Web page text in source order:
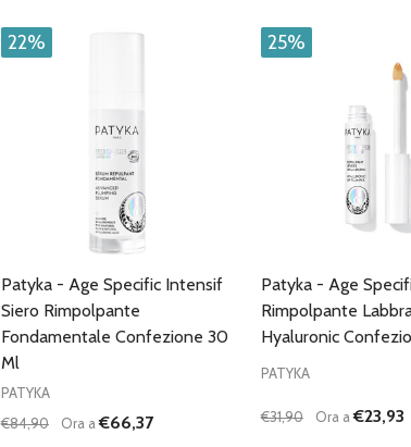
22%
Patyka - Age Specific Intensif
Siero Rimpolpante
Fondamentale Confezione 30
Ml
PATYKA
€84,90
Ora a€66,37
25%
Patyka - Age
Rimpolpante
Hyaluronic
PATYKA
€31,90 Ora a€23,93